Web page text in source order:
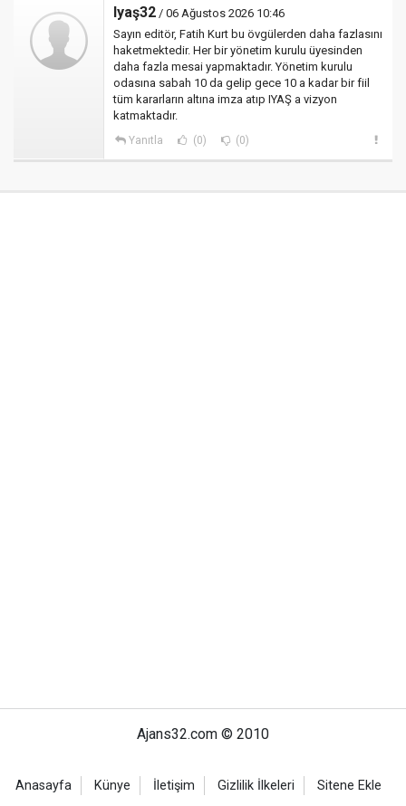
Iyaş32 / 06 Ağustos 2026 10:46
Sayın editör, Fatih Kurt bu övgülerden daha fazlasını
haketmektedir. Her bir yönetim kurulu üyesinden
daha fazla mesai yapmaktadır. Yönetim kurulu
odasına sabah 10 da gelip gece 10 a kadar bir fiil
tüm kararların altına imza atıp IYAŞ a vizyon
katmaktadır.
Yanıtla (0) (0)
Ajans32.com © 2010
Anasayfa Künye İletişim Gizlilik İlkeleri Sitene Ekle